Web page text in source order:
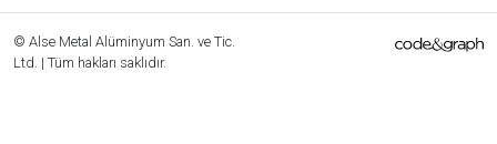
© Alse Metal Alüminyum San. ve Tic.
Ltd. | Tüm hakları saklıdır.